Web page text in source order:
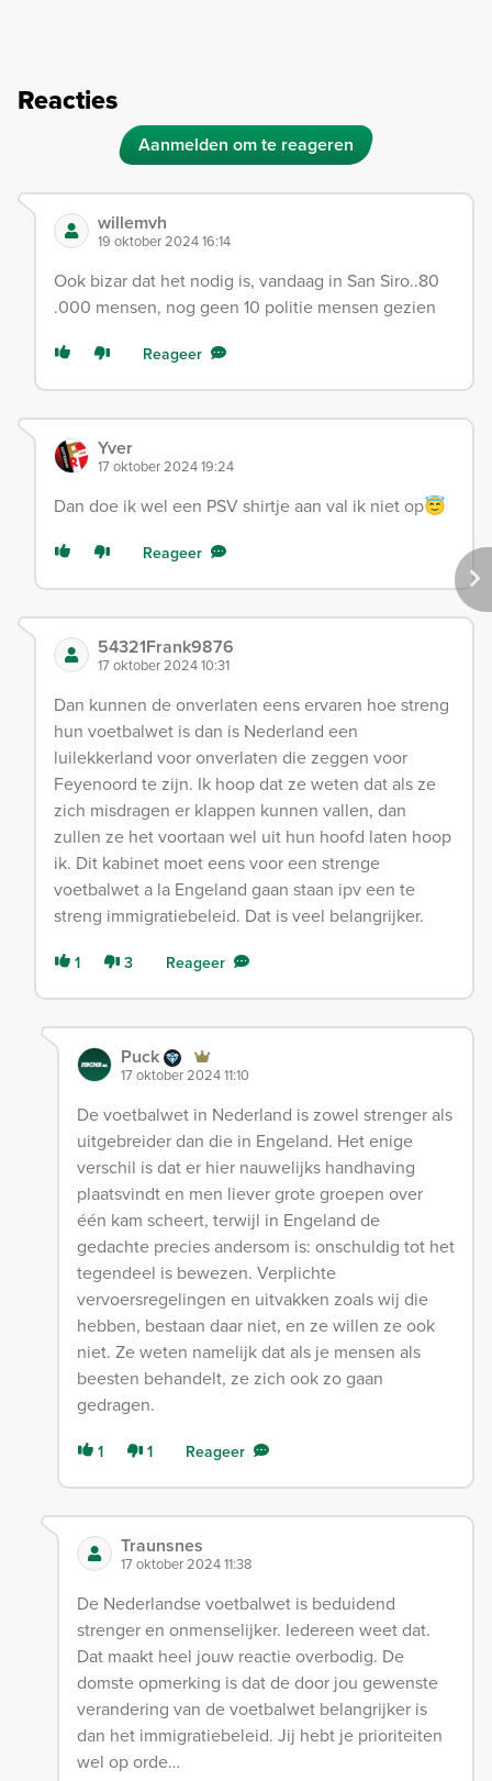
Reacties
Aanmelden om te reageren
willemvh
19 oktober 2024 16:14
Ook bizar dat het nodig is, vandaag in San Siro..80
.000 mensen, nog geen 10 politie mensen gezien
Reageer
Yver
17 oktober 2024 19:24
Dan doe ik wel een PSV shirtje aan val ik niet op😇
Reageer
54321Frank9876
17 oktober 2024 10:31
Dan kunnen de onverlaten eens ervaren hoe streng
hun voetbalwet is dan is Nederland een
luilekkerland voor onverlaten die zeggen voor
Feyenoord te zijn. Ik hoop dat ze weten dat als ze
zich misdragen er klappen kunnen vallen, dan
zullen ze het voortaan wel uit hun hoofd laten hoop
ik. Dit kabinet moet eens voor een strenge
voetbalwet a la Engeland gaan staan ipv een te
streng immigratiebeleid. Dat is veel belangrijker.
1 3 Reageer
Puck
17 oktober 2024 11:10
De voetbalwet in Nederland is zowel strenger als
uitgebreider dan die in Engeland. Het enige
verschil is dat er hier nauwelijks handhaving
plaatsvindt en men liever grote groepen over
één kam scheert, terwijl in Engeland de
gedachte precies andersom is: onschuldig tot het
tegendeel is bewezen. Verplichte
vervoersregelingen en uitvakken zoals wij die
hebben, bestaan daar niet, en ze willen ze ook
niet. Ze weten namelijk dat als je mensen als
beesten behandelt, ze zich ook zo gaan
gedragen.
1 1 Reageer
Traunsnes
17 oktober 2024 11:38
De Nederlandse voetbalwet is beduidend
strenger en onmenselijker. Iedereen weet dat.
Dat maakt heel jouw reactie overbodig. De
domste opmerking is dat de door jou gewenste
verandering van de voetbalwet belangrijker is
dan het immigratiebeleid. Jij hebt je prioriteiten
wel op orde…